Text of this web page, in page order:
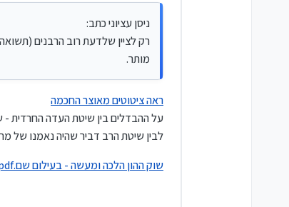
ניסן עציוני כתב:
רק לציין שלדעת רוב הרבנים
מותר.
ראה ציטוטים מאוצר החכמה
על ההבדלים בין שיטת העדה החרדית -
לבין שיטת הרב דביר שהיה נאמנו של
שוק ההון הלכה ומעשה - בעילום שם.pdf